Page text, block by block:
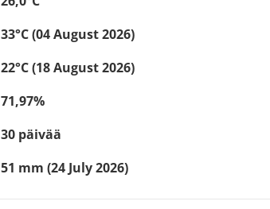
33°C (04 August 2026)
22°C (18 August 2026)
71,97%
30 päivää
51 mm (24 July 2026)